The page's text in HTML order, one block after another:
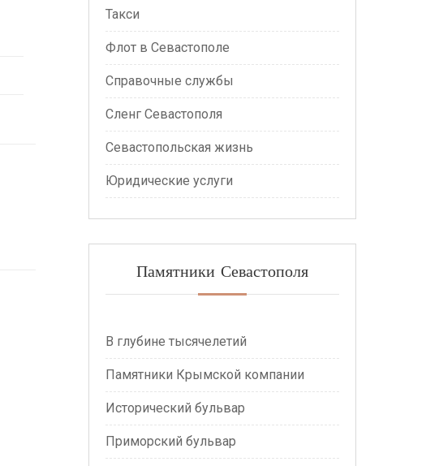
Такси
Флот в Севастополе
Справочные службы
Сленг Севастополя
Севастопольская жизнь
Юридические услуги
Памятники Севастополя
В глубине тысячелетий
Памятники Крымской компании
Исторический бульвар
Приморский бульвар